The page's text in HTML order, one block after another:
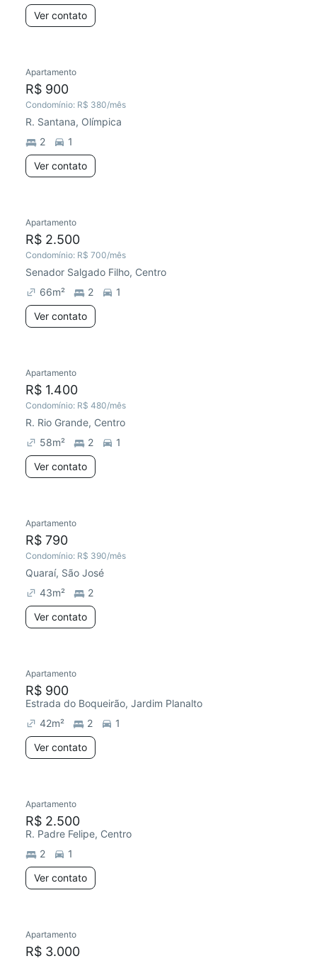
Ver contato
Apartamento
R$ 900
Condomínio: R$ 380/mês
R. Santana, Olímpica
2
1
Ver contato
Apartamento
R$ 2.500
Condomínio: R$ 700/mês
Senador Salgado Filho, Centro
66m² 2
1
Ver contato
Apartamento
R$ 1.400
Condomínio: R$ 480/mês
R. Rio Grande, Centro
58m² 2
1
Ver contato
Apartamento
R$ 790
Condomínio: R$ 390/mês
Quaraí, São José
43m²
2
Ver contato
Apartamento
R$ 900
Estrada do Boqueirão, Jardim Planalto
42m² 2
1
Ver contato
Apartamento
R$ 2.500
R. Padre Felipe, Centro
2
1
Ver contato
Apartamento
R$ 3.000